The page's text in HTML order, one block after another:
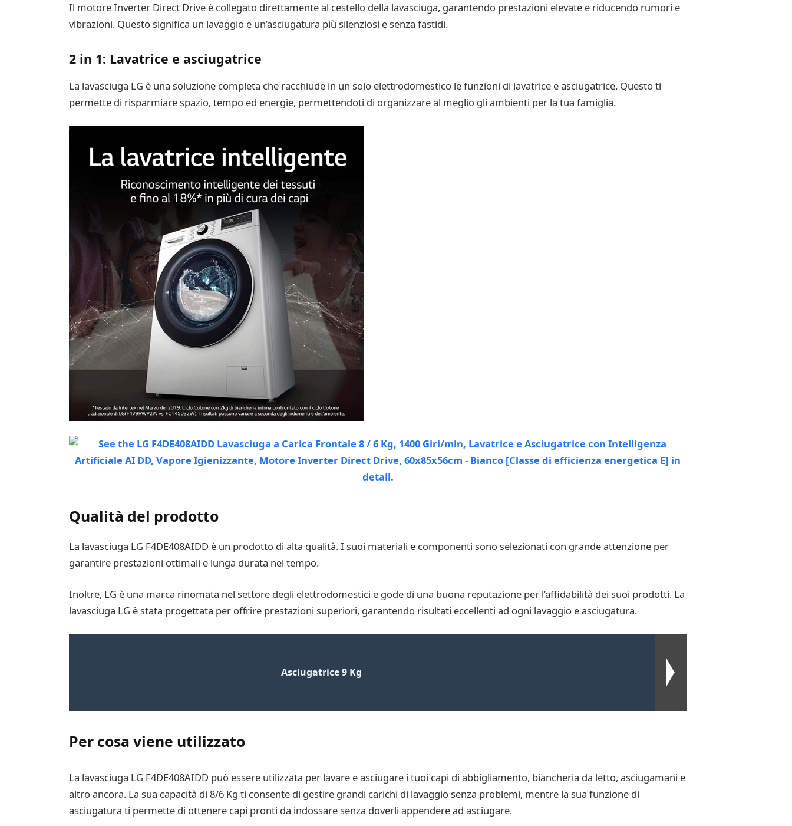
Il motore Inverter Direct Drive è collegato direttamente al cestello della lavasciuga, garantendo prestazioni elevate e riducendo rumori e
vibrazioni. Questo significa un lavaggio e un’asciugatura più silenziosi e senza fastidi.
2 in 1: Lavatrice e asciugatrice
La lavasciuga LG è una soluzione completa che racchiude in un solo elettrodomestico le funzioni di lavatrice e asciugatrice. Questo ti
permette di risparmiare spazio, tempo ed energie, permettendoti di organizzare al meglio gli ambienti per la tua famiglia.
Qualità del prodotto
La lavasciuga LG F4DE408AIDD è un prodotto di alta qualità. I suoi materiali e componenti sono selezionati con grande attenzione per
garantire prestazioni ottimali e lunga durata nel tempo.
Inoltre, LG è una marca rinomata nel settore degli elettrodomestici e gode di una buona reputazione per l’affidabilità dei suoi prodotti. La
lavasciuga LG è stata progettata per offrire prestazioni superiori, garantendo risultati eccellenti ad ogni lavaggio e asciugatura.
Asciugatrice 9 Kg
Per cosa viene utilizzato
La lavasciuga LG F4DE408AIDD può essere utilizzata per lavare e asciugare i tuoi capi di abbigliamento, biancheria da letto, asciugamani e
altro ancora. La sua capacità di 8/6 Kg ti consente di gestire grandi carichi di lavaggio senza problemi, mentre la sua funzione di
asciugatura ti permette di ottenere capi pronti da indossare senza doverli appendere ad asciugare.